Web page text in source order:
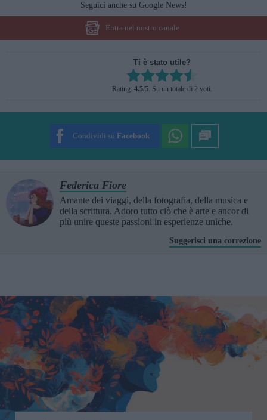
Seguici anche su Google News!
Entra nel nostro canale
Ti è stato utile?
Rate this item:
SUBMIT RATING
Rating: 4.5/5. Su un totale di 2 voti.
Condividi su Facebook
Federica Fiore
Amante dei viaggi, della fotografia, della musica e
della scrittura. Adoro tutto ciò che è arte e ancor di
più unire queste passioni in esperienze uniche.
Suggerisci una correzione